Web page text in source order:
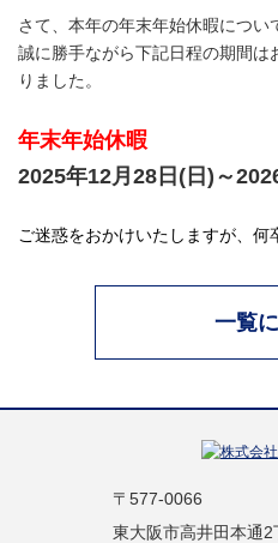
さて、本年の年末年始休暇につい
誠に勝手ながら下記日程の期間は
りました。
年末年始休暇
2025年12月28日(日)～
ご迷惑をおかけいたしますが、何
一覧
〒577-0066
東大阪市高井田本通